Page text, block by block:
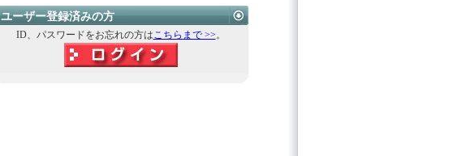
ユーザー登録済みの方
ID、パスワードをお忘れの方はこちらまで >>。